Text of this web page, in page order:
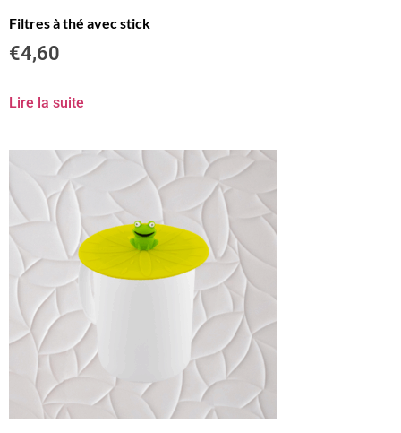
Filtres à thé avec stick
€4,60
Lire la suite